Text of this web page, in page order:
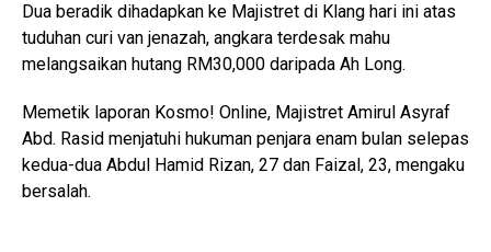
Dua beradik dihadapkan ke Majistret di Klang hari ini atas
tuduhan curi van jenazah, angkara terdesak mahu
melangsaikan hutang RM30,000 daripada Ah Long.
Memetik laporan Kosmo! Online, Majistret Amirul Asyraf
Abd. Rasid menjatuhi hukuman penjara enam bulan selepas
kedua-dua Abdul Hamid Rizan, 27 dan Faizal, 23, mengaku
bersalah.